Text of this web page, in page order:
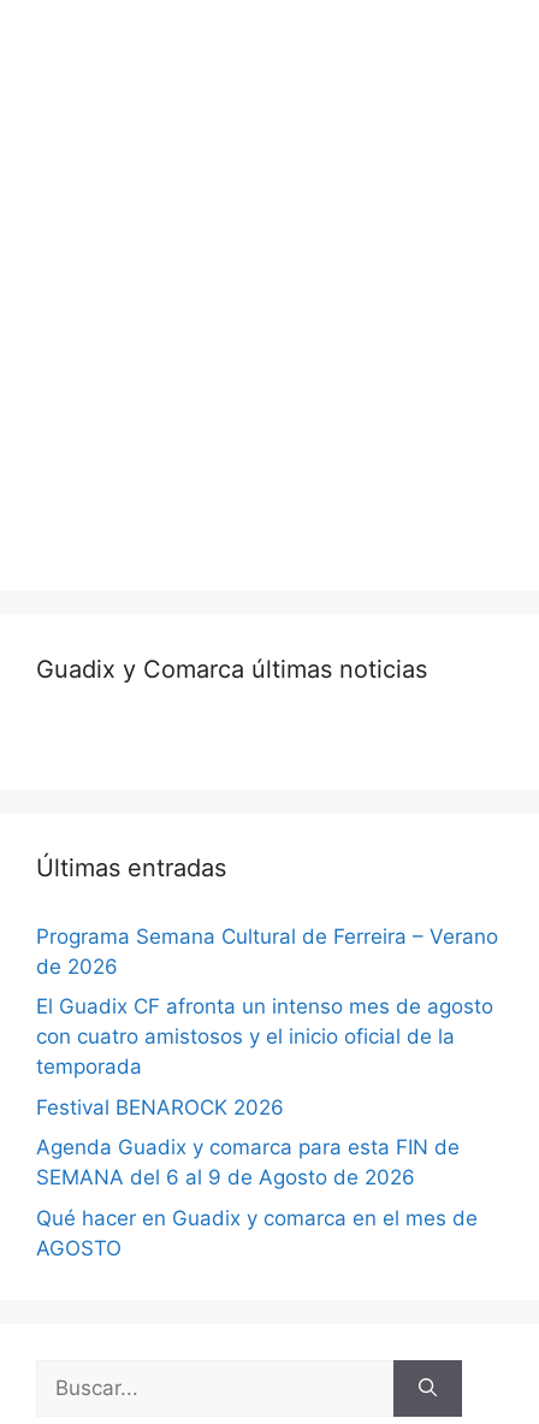
Guadix y Comarca últimas noticias
Últimas entradas
Programa Semana Cultural de Ferreira – Verano
de 2026
El Guadix CF afronta un intenso mes de agosto
con cuatro amistosos y el inicio oficial de la
temporada
Festival BENAROCK 2026
Agenda Guadix y comarca para esta FIN de
SEMANA del 6 al 9 de Agosto de 2026
Qué hacer en Guadix y comarca en el mes de
AGOSTO